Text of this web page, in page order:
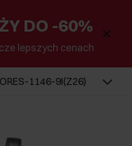
DO -60%
lepszych cenach
1146-9I(Z26)